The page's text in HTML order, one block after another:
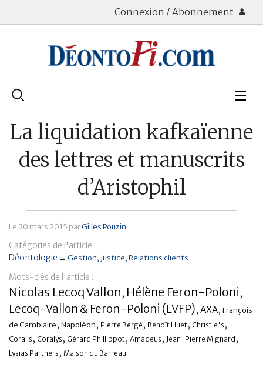
Connexion / Abonnement
Rechercher
Déontologie
Bourse
Patrimoine
Immobilier
Banque
La liquidation kafkaïenne
des lettres et manuscrits
d’Aristophil
Le 20 mars 2015 parGilles Pouzin
Catégories de l'article :
Déontologie → Gestion Justice Relations clients
Mots-clés de l'article :
Nicolas Lecoq Vallon , Hélène Feron-Poloni ,
Lecoq-Vallon & Feron-Poloni (LVFP), AXA, François
de Cambiaire, Napoléon, Pierre Bergé , Benoît Huet, Christie's ,
Coralis , Coralys , Gérard Phillippot, Amadeus , Jean-Pierre Mignard ,
Lysias Partners , Maison du Barreau